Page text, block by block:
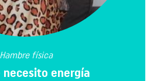
Hambre física
necesito energía